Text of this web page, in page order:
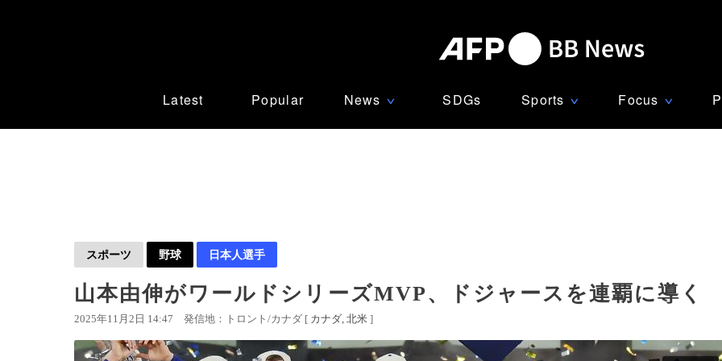
Latest Popular News ∨ SDGs Sports ∨ Focus ∨
スポーツ 野球 日本人選手
山本由伸がワールドシリーズMVP、ドジャースを連覇に導く
2025年11月2日 14:47 発信地：トロント/カナダ [ カナダ 北米 ]